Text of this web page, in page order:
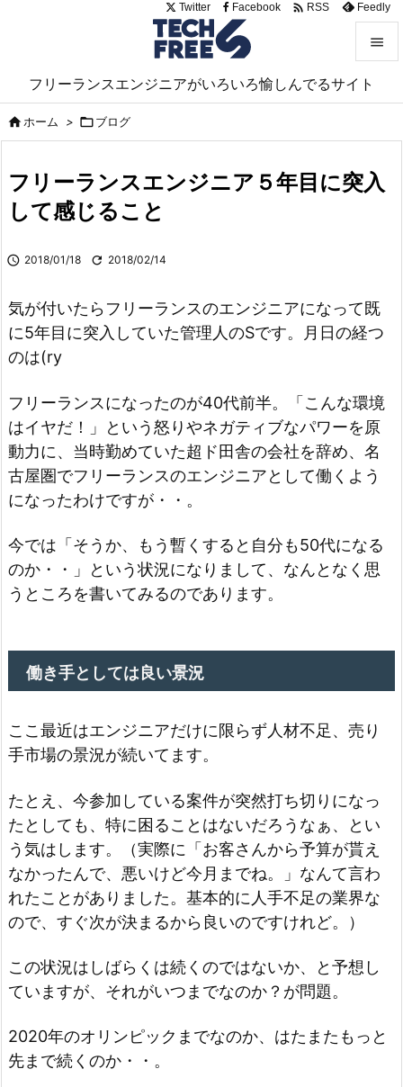
フリーランスエンジニアがいろいろ愉しんでるサイト


サイド

前へ
Twitter Facebook  RSS Feedly
ホーム > ブログ
フリーランスエンジニア５年目に突入
して感じること
 2018/01/18  2018/02/14
気が付いたらフリーランスのエンジニアになって既
に5年目に突入していた管理人のSです。月日の経つ
のは(ry
フリーランスになったのが40代前半。「こんな環境
はイヤだ！」という怒りやネガティブなパワーを原
動力に、当時勤めていた超ド田舎の会社を辞め、名
古屋圏でフリーランスのエンジニアとして働くよう
になったわけですが・・。
今では「そうか、もう暫くすると自分も50代になる
のか・・」という状況になりまして、なんとなく思
うところを書いてみるのであります。
働き手としては良い景況
ここ最近はエンジニアだけに限らず人材不足、売り
手市場の景況が続いてます。
たとえ、今参加している案件が突然打ち切りになっ
たとしても、特に困ることはないだろうなぁ、とい
う気はします。（実際に「お客さんから予算が貰え
なかったんで、悪いけど今月までね。」なんて言わ
れたことがありました。基本的に人手不足の業界な
ので、すぐ次が決まるから良いのですけれど。）
この状況はしばらくは続くのではないか、と予想し
ていますが、それがいつまでなのか？が問題。
2020年のオリンピックまでなのか、はたまたもっと
先まで続くのか・・。